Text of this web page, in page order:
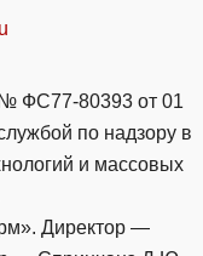
ФС77-80393 от 01
по надзору в
и массовых
Директор —